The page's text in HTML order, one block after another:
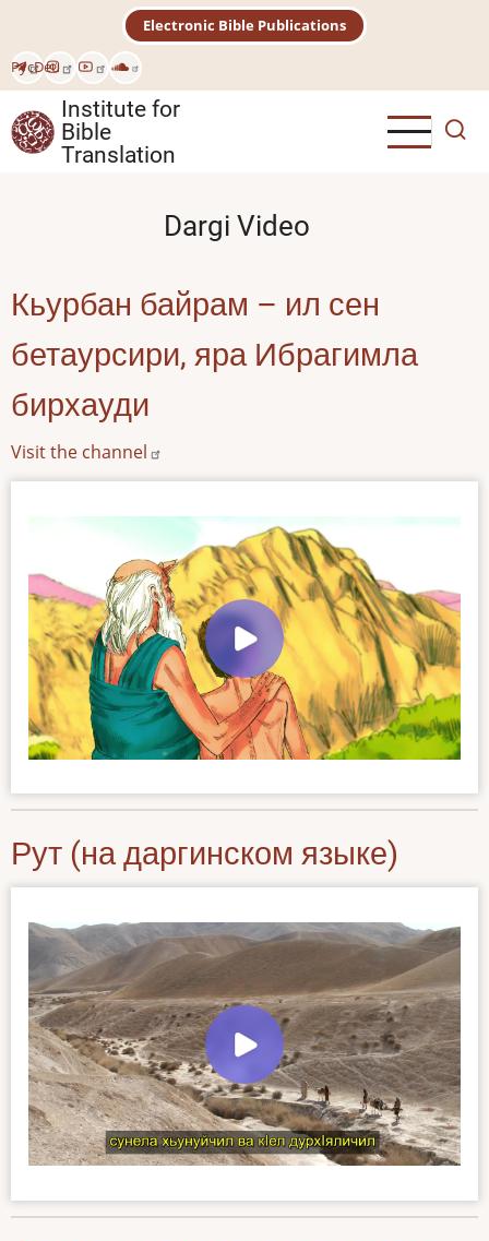
main
content
РусDeu
Electronic Bible Publications
Institute for
Bible
Translation
Dargi Video
Кьурбан байрам – ил сен
бетаурсири, яра Ибрагимла
бирхауди
Visit the channel
Рут (на даргинском языке)